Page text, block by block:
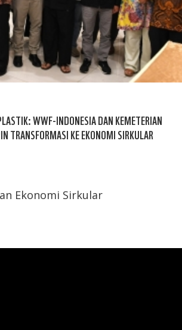
WWF-INDONESIA DAN KEMETERIAN
TRANSFORMASI KE EKONOMI SIRKULAR
Ekonomi Sirkular